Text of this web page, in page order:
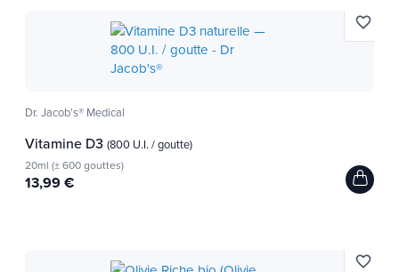
Dr. Jacob's® Medical
Vitamine D3 (800 U.I. / goutte)
20ml (± 600 gouttes)
13,99 €
favorite_border
favorite_border